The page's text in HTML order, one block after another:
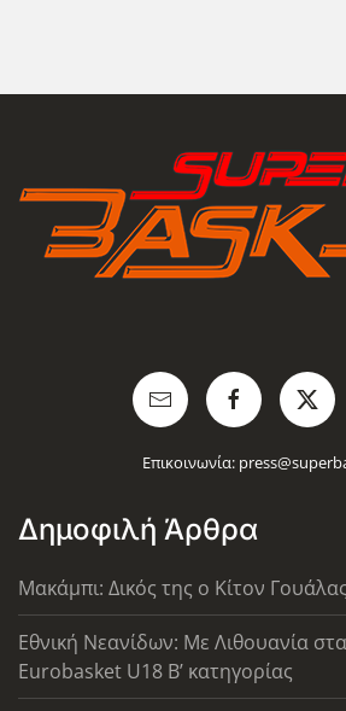
Επικοινωνία:
Δημοφιλή Άρθρα
Μακάμπι: Δικός της ο Κίτον Γουάλας
Εθνική Νεανίδων: Με Λιθουανία
Eurobasket U18 Β’ κατηγορίας